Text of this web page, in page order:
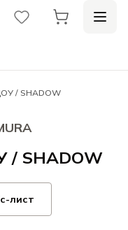
/ SHADOW
SHADOW
лист